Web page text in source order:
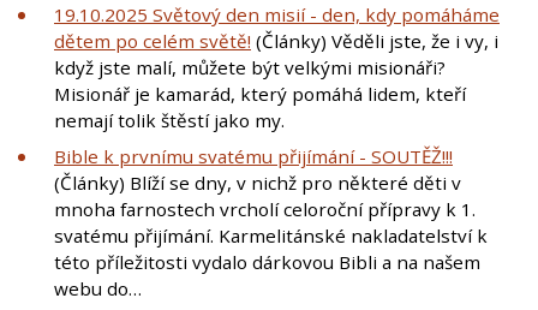
19.10.2025 Světový den misií - den, kdy pomáháme
dětem po celém světě! (Články) Věděli jste, že i vy, i
když jste malí, můžete být velkými misionáři?
Misionář je kamarád, který pomáhá lidem, kteří
nemají tolik štěstí jako my.
Bible k prvnímu svatému přijímání - SOUTĚŽ!!!
(Články) Blíží se dny, v nichž pro některé děti v
mnoha farnostech vrcholí celoroční přípravy k 1.
svatému přijímání. Karmelitánské nakladatelství k
této příležitosti vydalo dárkovou Bibli a na našem
webu do…